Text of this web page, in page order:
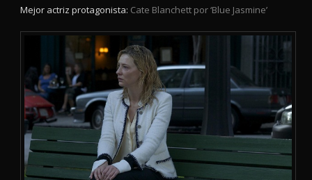
Mejor actriz protagonista: Cate Blanchett por ‘Blue Jasmine’